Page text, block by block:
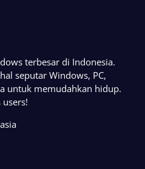
terbesar di Indonesia.
seputar Windows, PC,
untuk memudahkan hidup.
users!